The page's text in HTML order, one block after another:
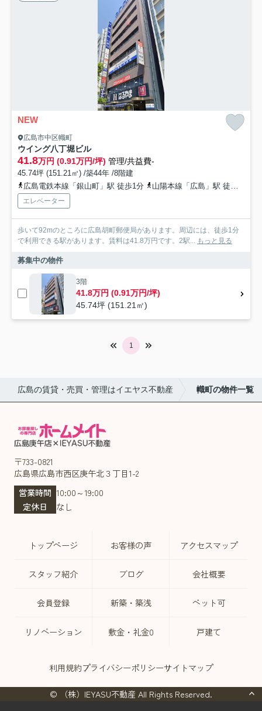
NEW
広島市中区幟町
ウイング八丁堀ビル
41.8万円 (0.91万円/坪) 管理/共益費-
45.74坪 (151.21㎡) /築44年 /8階建
広島電鉄本線「銀山町」駅 徒歩1分
山陽本線「広島」駅 徒歩18分
エレベーター
歩いて92mのところに広島胡町郵便局があります。周辺には、徒歩1分
で利用できる駅があります。賃料は41.8万円です。2駅...
もっと見る
募集中の物件
3階
41.8万円 (0.91万円/坪)
45.74坪 (151.21㎡)
1
広島の賃貸・売買・管理はイエヤス不動産 幟町の物件一覧
〒733-0821
広島県広島市西区庚午北３丁目1-2
営業時間 10:00～19:00
定休日
なし
トップページ お客様の声 アクセスマップ
スタッフ紹介 ブログ 会社概要
会員登録 新築・築浅 ペット可
リノベーション 敷金・礼金0 戸建て
利用規約プライバシーポリシーサイトマップ
© （株）IEYASU不動産 All Rights Reserved.